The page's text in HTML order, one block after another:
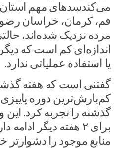
می‌کندسدهای مهم
قم، کرمان، خراسان
مرده نزدیک شده‌اند،
اندازه‌ای کم است که
یا استفاده عملیاتی ندارد.
گفتنی است که هفته
گذشته را تجربه کرد.
برای ۲ هفته دیگر
منابع موجود را دشوارتر